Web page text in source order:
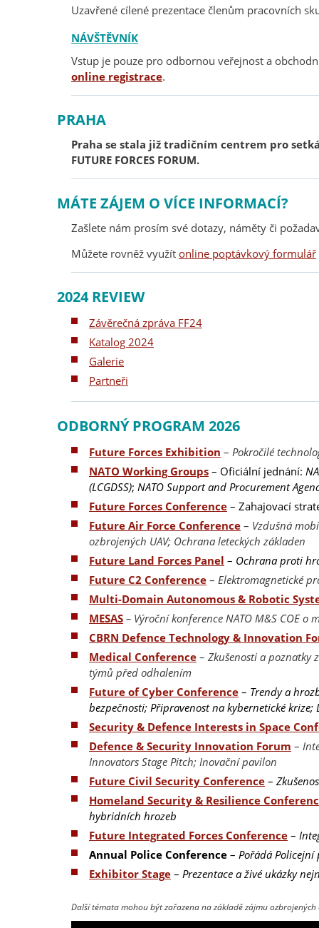
Uzavřené cílené prezentace členům pracovních
NÁVŠTĚVNÍK
Vstup je pouze pro odbornou veřejnost a
online registrace.
PRAHA
Praha se stala již tradičním centrem pro
FUTURE FORCES FORUM.
MÁTE ZÁJEM O VÍCE INFORMACÍ?
Zašlete nám prosím své dotazy, náměty či
Můžete rovněž využít online poptávkový formulář
2024 REVIEW
Závěrečná zpráva FF24
Katalog 2024
Galerie
Partneři
ODBORNÝ PROGRAM 2026
Future Forces Exhibition – Pokročilé
NATO Working Groups – Oficiální jednání:
(LCGDSS); NATO Support and Procurement
Future Forces Conference – Zahajovací
Future Air Force Conference – Vzdušná
ozbrojených UAV; Ochrana leteckých základen
Future Land Forces Panel – Ochrana proti
Future C2 Conference – Elektromagnetické
Multi-Domain Autonomous & Robotic
MESAS – Výroční konference NATO M&S COE
CBRN Defence Technology & Innovation
Medical Conference – Zkušenosti a poznatky
týmů před odhalením
Future of Cyber Conference – Trendy a
bezpečnosti; Připravenost na kybernetické krize;
Security & Defence Interests in Space
Defence & Security Innovation Forum –
Innovators Stage Pitch; Inovační pavilon
Future Civil Security Conference –
Homeland Security & Resilience
hybridních hrozeb
Future Integrated Forces Conference –
Annual Police Conference – Pořádá Policejní
Exhibitor Stage – Prezentace a živé ukázky
Další témata mohou být zařazena na základě zájmu